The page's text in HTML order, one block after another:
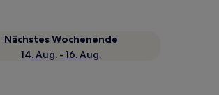
Nächstes Wochenende
14. Aug. - 16. Aug.